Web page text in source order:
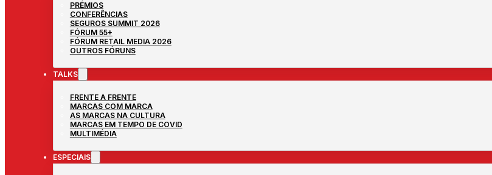
PRÉMIOS
CONFERÊNCIAS
SEGUROS SUMMIT 2026
FÓRUM 55+
FÓRUM RETAIL MEDIA 2026
OUTROS FÓRUNS
TALKS
FRENTE A FRENTE
MARCAS COM MARCA
AS MARCAS NA CULTURA
MARCAS EM TEMPO DE COVID
MULTIMÉDIA
ESPECIAIS